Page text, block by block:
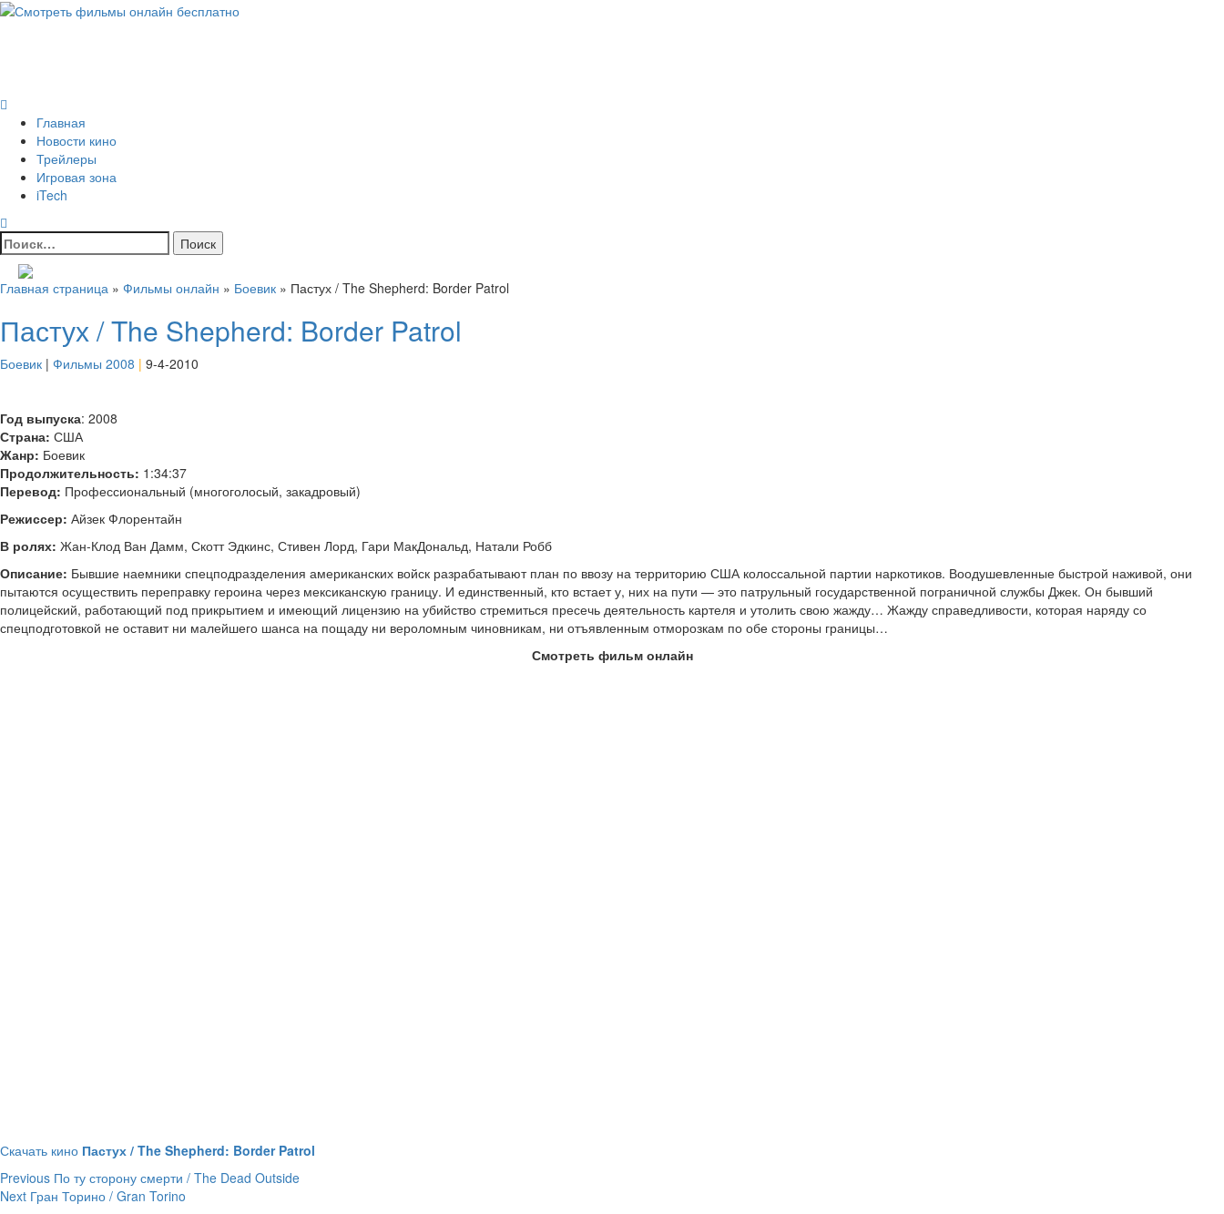
Skip
MenuГлавная
Новости кино
Трейлеры
Игровая зона
iTech
Найти:
Главная страница » Фильмы онлайн » Боевик » Пастух / The Shepherd: Border Patrol
Пастух / The Shepherd: Border Patrol
Боевик | Фильмы 2008 | 9-4-2010
Год выпуска: 2008
Страна: США
Жанр: Боевик
Продолжительность: 1:34:37
Перевод: Профессиональный (многоголосый, закадровый)
Режиссер: Айзек Флорентайн
В ролях: Жан-Клод Ван Дамм, Скотт Эдкинс, Стивен Лорд, Гари МакДональд, Натали Робб
Описание: Бывшие наемники спецподразделения американских войск разрабатывают план по ввозу на территорию США колоссальной партии наркотиков. Воодушевленные быстрой наживой, они
пытаются осуществить переправку героина через мексиканскую границу. И единственный, кто встает у, них на пути — это патрульный государственной пограничной службы Джек. Он бывший
полицейский, работающий под прикрытием и имеющий лицензию на убийство стремиться пресечь деятельность картеля и утолить свою жажду… Жажду справедливости, которая наряду со
спецподготовкой не оставит ни малейшего шанса на пощаду ни вероломным чиновникам, ни отъявленным отморозкам по обе стороны границы…
Смотреть фильм онлайн
Скачать кино Пастух / The Shepherd: Border Patrol
Continue
Previous По ту сторону смерти / The Dead Outside
Next Гран Торино / Gran Torino